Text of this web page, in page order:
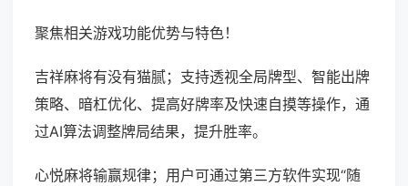
聚焦相关游戏功能优势与特色！
吉祥麻将有没有猫腻；支持透视全局牌型、智能出牌
策略、暗杠优化、提高好牌率及快速自摸等操作，通
过AI算法调整牌局结果，提升胜率。
心悦麻将输赢规律；用户可通过第三方软件实现“随